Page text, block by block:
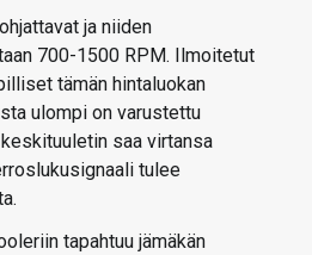
ja niiden
700-1500 RPM. Ilmoitetut
tämän hintaluokan
ulompi on varustettu
saa virtansa
tulee
tapahtuu jämäkän